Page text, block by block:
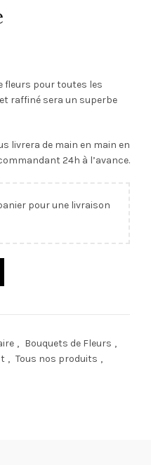
fleurs pour toutes les
raffiné sera un superbe
livrera de main en main en
24h à l’avance.
pour une livraison
, Bouquets de Fleurs ,
, Tous nos produits ,